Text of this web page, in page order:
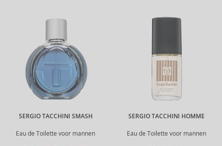
SERGIO TACCHINI SMASH
Eau de Toilette voor mannen
SERGIO TACCHINI HOMME
Eau de Toilette voor mannen